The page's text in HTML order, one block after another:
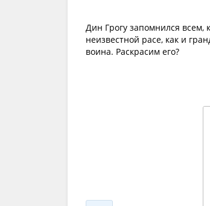
Дин Грогу запомнился
неизвестной расе, как и
воина. Раскрасим его?